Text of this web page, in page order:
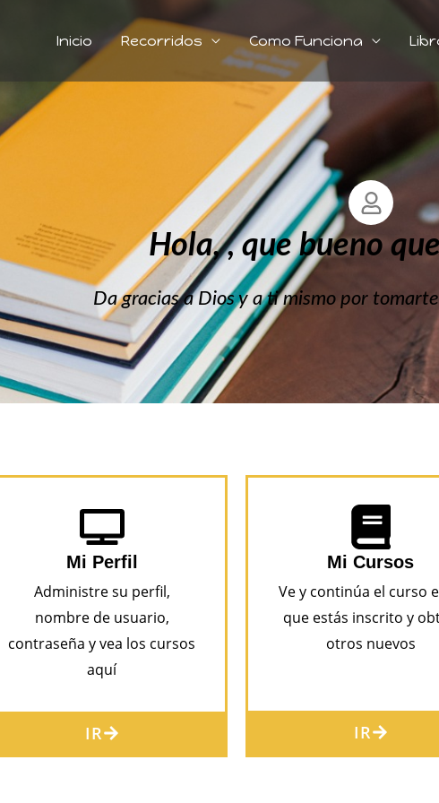
Inicio Recorridos Como Funciona
Hola, , que bueno
Da gracias a Dios y a ti mismo por
Mi Perfil
Administre su perfil,
nombre de usuario,
contraseña y vea los cursos
aquí
IR
Mi Cursos
Ve y continúa el curso
que estás inscrito y
otros nuevos
IR